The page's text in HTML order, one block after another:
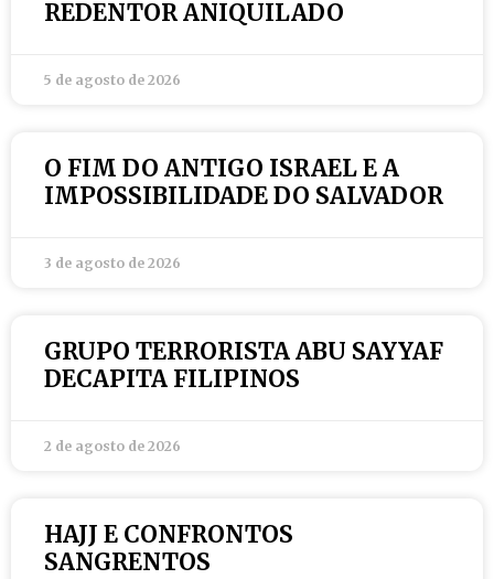
REDENTOR ANIQUILADO
5 de agosto de 2026
O FIM DO ANTIGO ISRAEL E A
IMPOSSIBILIDADE DO SALVADOR
3 de agosto de 2026
GRUPO TERRORISTA ABU SAYYAF
DECAPITA FILIPINOS
2 de agosto de 2026
HAJJ E CONFRONTOS
SANGRENTOS